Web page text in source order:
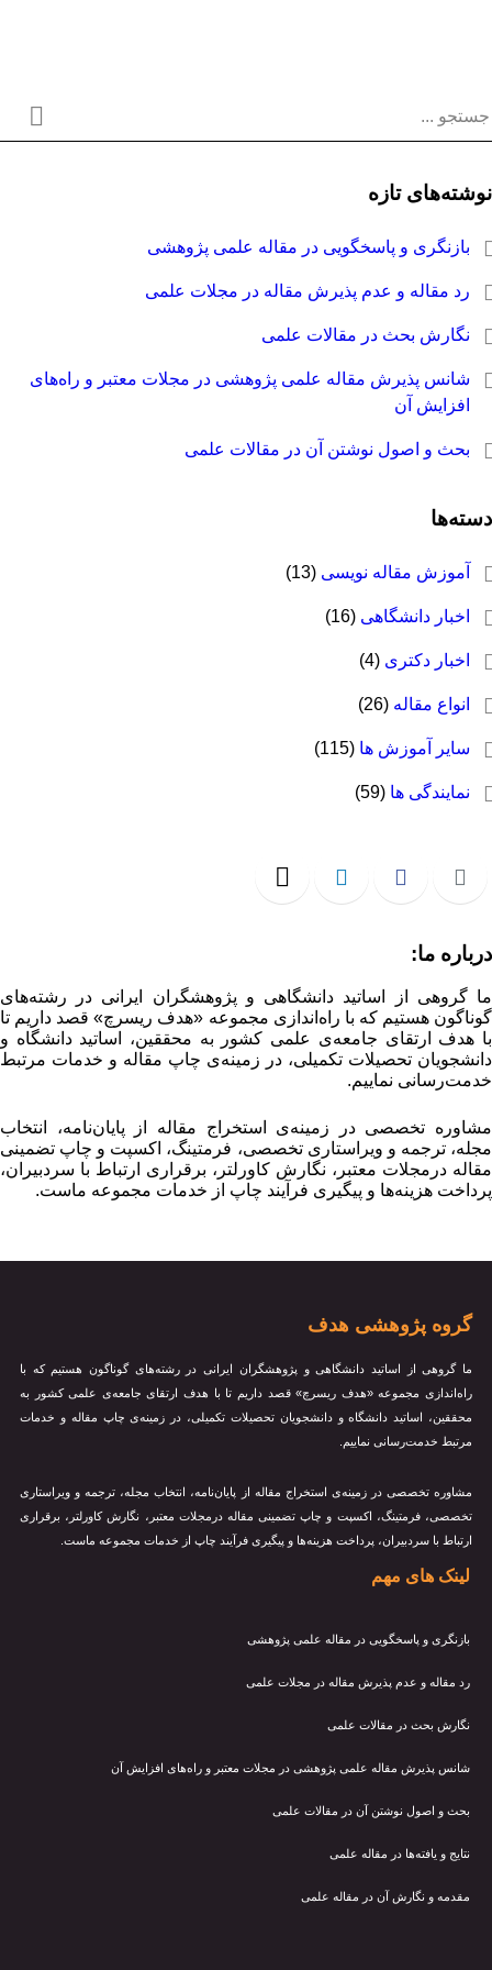
تازه
بازنگری و پاسخگویی در مقاله علمی پژوهشی
رد مقاله و عدم پذیرش مقاله در مجلات علمی
نگارش بحث در مقالات علمی
شانس پذیرش مقاله علمی پژوهشی در مجلات معتبر و راه‌های
افزایش آن
بحث و اصول نوشتن آن در مقالات علمی
آموزش مقاله نویسی (13)
اخبار دانشگاهی (16)
اخبار دکتری(4)
انواع مقاله(26)
سایر آموزش ها(115)
نمایندگی ها(59)
ما:
گروهی از اساتید دانشگاهی و پژوهشگران ایرانی در رشته‌های
هستیم که با راه‌اندازی مجموعه «هدف ریسرچ» قصد داریم تا
هدف ارتقای جامعه‌ی علمی کشور به محققین، اساتید دانشگاه و
تحصیلات تکمیلی، در زمینه‌ی چاپ مقاله و خدمات مرتبط
نماییم.
تخصصی در زمینه‌ی استخراج مقاله از پایان‌نامه، انتخاب
ترجمه و ویراستاری تخصصی، فرمتینگ، اکسپت و چاپ تضمینی
درمجلات معتبر، نگارش کاورلتر، برقراری ارتباط با سردبیران،
هزینه‌ها و پیگیری فرآیند چاپ از خدمات مجموعه ماست.
گروه پژوهشی هدف
ما گروهی از اساتید دانشگاهی و پژوهشگران ایرانی در رشته‌های گوناگون هستیم که با
راه‌اندازی مجموعه «هدف ریسرچ» قصد داریم تا با هدف ارتقای جامعه‌ی علمی کشور به
محققین، اساتید دانشگاه و دانشجویان تحصیلات تکمیلی، در زمینه‌ی چاپ مقاله و خدمات
مرتبط خدمت‌رسانی نماییم.
مشاوره تخصصی در زمینه‌ی استخراج مقاله از پایان‌نامه، انتخاب مجله، ترجمه و ویراستاری
تخصصی، فرمتینگ، اکسپت و چاپ تضمینی مقاله درمجلات معتبر، نگارش کاورلتر، برقراری
ارتباط با سردبیران، پرداخت هزینه‌ها و پیگیری فرآیند چاپ از خدمات مجموعه ماست.
لینک های مهم
بازنگری و پاسخگویی در مقاله علمی پژوهشی
رد مقاله و عدم پذیرش مقاله در مجلات علمی
نگارش بحث در مقالات علمی
شانس پذیرش مقاله علمی پژوهشی در مجلات معتبر و راه‌های افزایش آن
بحث و اصول نوشتن آن در مقالات علمی
نتایج و یافته‌ها در مقاله علمی
مقدمه و نگارش آن در مقاله علمی